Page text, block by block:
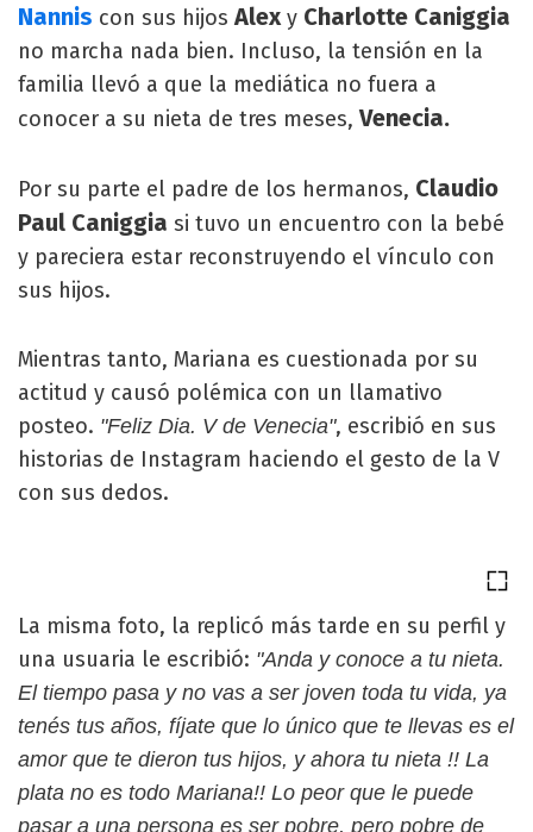
Nannis con sus hijosAlexy Charlotte Caniggia
no marcha nada bien. Incluso, la tensión en la
familia llevó a que la mediática no fuera a
conocer a su nieta de tres meses, Venecia.
Por su parte el padre de los hermanos, Claudio
Paul Caniggia si tuvo un encuentro con la bebé
y pareciera estar reconstruyendo el vínculo con
sus hijos.
Mientras tanto, Mariana es cuestionada por su
actitud y causó polémica con un llamativo
posteo. "Feliz Dia. V de Venecia", escribió en sus
historias de Instagram haciendo el gesto de la V
con sus dedos.
La misma foto, la replicó más tarde en su perfil y
una usuaria le escribió: "Anda y conoce a tu nieta.
El tiempo pasa y no vas a ser joven toda tu vida, ya
tenés tus años, fíjate que lo único que te llevas es el
amor que te dieron tus hijos, y ahora tu nieta !! La
plata no es todo Mariana!! Lo peor que le puede
pasar a una persona es ser pobre, pero pobre de